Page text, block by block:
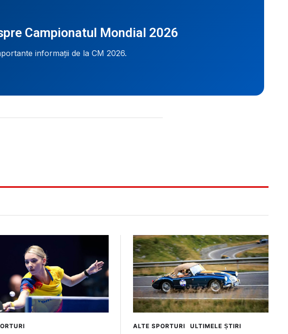
Campionatul Mondial 2026
informații de la CM 2026.
ALTE SPORTURI ULTIMELE ȘTIRI